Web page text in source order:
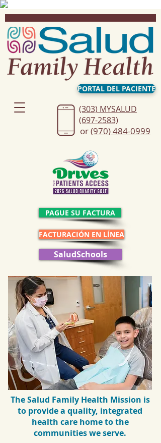
PORTAL DEL PACIENTE
(303) MYSALUD
(697-2583)
PAGUE SU FACTURA
FACTURACIÓN EN LÍNEA
SaludSchools
or(970) 484-0999
The Salud Family Health Mission is
to provide a quality, integrated
health care home to the
communities we serve.